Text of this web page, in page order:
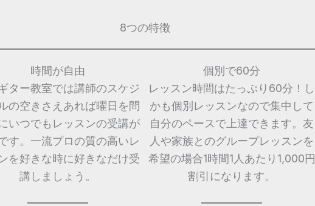
8つの特徴
時間が自由
ター教室では講師のスケジ
の空きさえあれば曜日を問
いつでもレッスンの受講が
す。一流プロの質の高いレ
を好きな時に好きなだけ受
講しましょう。
個別で60分
レッスン時間はたっぷり60分！し
かも個別レッスンなので集中して
自分のペースで上達できます。友
人や家族とのグループレッスンを
希望の場合1時間1人あたり1,000円
割引になります。